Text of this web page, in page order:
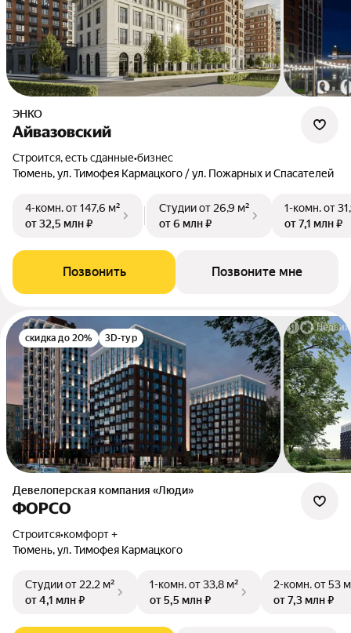
ЭНКО
Айвазовский
Строится, есть сданные•бизнес
Тюмень, ул. Тимофея Кармацкого / ул. Пожарных и Спасателей
4-комн.от 147,6 м²
от 32,5 млн ₽
Студииот 26,9 м²
от 6 млн ₽
1-комн.от
от 7,1 млн ₽
Позвонить Позвоните мне
скидка до 20% 3D-тур
Девелоперская компания «Люди»
ФОРСО
Строится•комфорт +
Тюмень, ул. Тимофея Кармацкого
Студииот 22,2 м²
от 4,1 млн ₽
1-комн.от 33,8 м²
от 5,5 млн ₽
2-комн.от 53
от 7,3 млн ₽